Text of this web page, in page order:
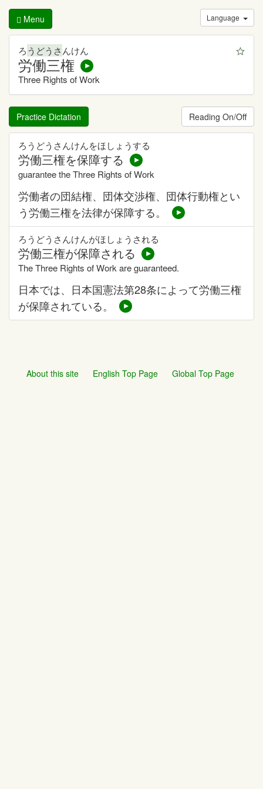
Menu Language
ろうどうさ んけん
労働三権
Three Rights of Work
Reading On/Off
Practice Dictation
ろうどうさんけんをほしょうする
労働三権を保障する
guarantee the Three Rights of Work
労働者の団結権、団体交渉権、団体行動権とい
う労働三権を法律が保障する。
ろうどうさんけんがほしょうされる
労働三権が保障される
The Three Rights of Work are guaranteed.
日本では、日本国憲法第28条によって労働三権
が保障されている。
About this site English Top Page Global Top Page